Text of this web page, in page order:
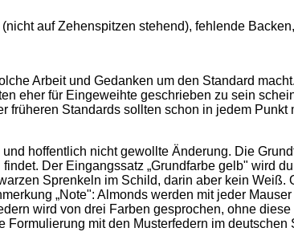
auf Zehenspitzen stehend), fehlende
Arbeit und Gedanken um den Standard
eher für Eingeweihte geschrieben zu sein
Standards sollten schon in jedem
hoffentlich nicht gewollte Änderung. Die
Der Eingangssatz „Grundfarbe gelb" wird
Sprenkeln im Schild, darin aber kein
„Note": Almonds werden mit jeder
wird von drei Farben gesprochen, ohne
mit den Musterfedern im deutschen